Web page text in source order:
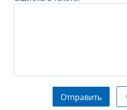
Отправить